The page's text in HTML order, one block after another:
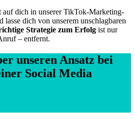
auf dich in unserer TikTok-Marketing-
lasse dich von unserem unschlagbaren
Strategie zum Erfolg ist nur
– entfernt.
unseren Ansatz bei
Social Media